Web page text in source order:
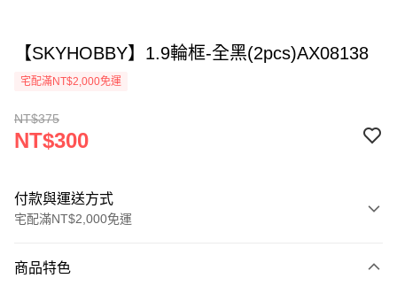
【SKYHOBBY】1.9輪框-全黑(2pcs)AX08138
宅配滿NT$2,000免運
NT$375
NT$300
付款與運送方式
宅配滿NT$2,000免運
信用卡一次付款
商品特色